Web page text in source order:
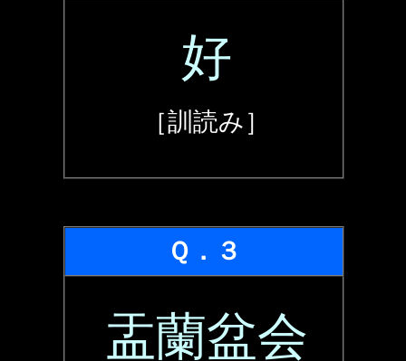
好
［訓読み］
Ｑ．３
盂蘭盆会